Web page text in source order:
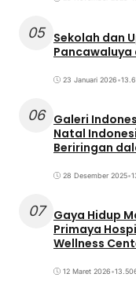
05 Sekolah dan
Pancawaluya
23 Januari 2026•
06 Galeri
Natal
Beriringan
28 Desember 2025•
07
Gaya Hidup
Primaya
Wellness
12 Maret 2026•